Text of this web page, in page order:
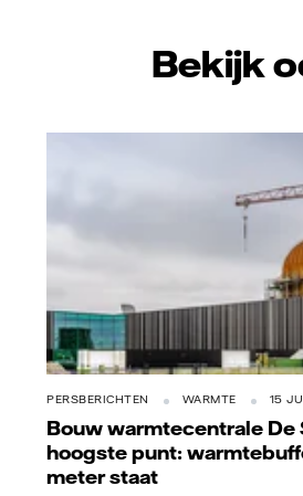
Bekijk
PERSBERICHTEN WARMTE 15
Bouw warmtecentrale
hoogste punt:
meter staat